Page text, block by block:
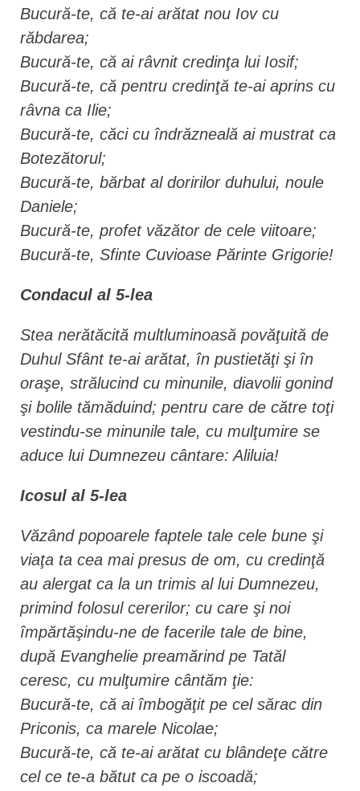
Bucură-te, că te-ai arătat nou Iov cu
răbdarea;
Bucură-te, că ai râvnit credinţa lui Iosif;
Bucură-te, că pentru credinţă te-ai aprins cu
râvna ca Ilie;
Bucură-te, căci cu îndrăzneală ai mustrat ca
Botezătorul;
Bucură-te, bărbat al doririlor duhului, noule
Daniele;
Bucură-te, profet văzător de cele viitoare;
Bucură-te, Sfinte Cuvioase Părinte Grigorie!
Condacul al 5-lea
Stea nerătăcită multluminoasă povăţuită de
Duhul Sfânt te-ai arătat, în pustietăţi şi în
oraşe, strălucind cu minunile, diavolii gonind
şi bolile tămăduind; pentru care de către toţi
vestindu-se minunile tale, cu mulţumire se
aduce lui Dumnezeu cântare: Aliluia!
Icosul al 5-lea
Văzând popoarele faptele tale cele bune şi
viaţa ta cea mai presus de om, cu credinţă
au alergat ca la un trimis al lui Dumnezeu,
primind folosul cererilor; cu care şi noi
împărtăşindu-ne de facerile tale de bine,
după Evanghelie preamărind pe Tatăl
ceresc, cu mulţumire cântăm ţie:
Bucură-te, că ai îmbogăţit pe cel sărac din
Priconis, ca marele Nicolae;
Bucură-te, că te-ai arătat cu blândeţe către
cel ce te-a bătut ca pe o iscoadă;